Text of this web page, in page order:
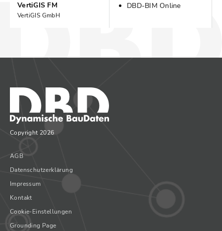
VertiGIS FM
VertiGIS GmbH
DBD-BIM Online
Copyright 2026
AGB
Datenschutzerklärung
Impressum
Kontakt
Cookie-Einstellungen
Grounding Page